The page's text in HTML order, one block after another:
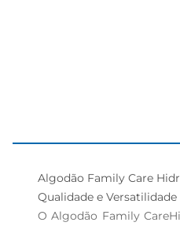
Algodão Family Care
Qualidade e Versatilidade
O Algodão Family